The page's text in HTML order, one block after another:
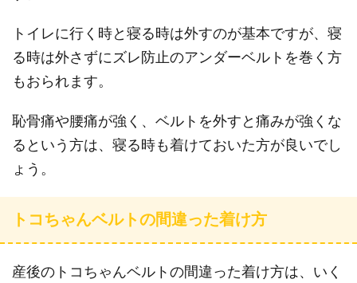
トイレに行く時と寝る時は外すのが基本ですが、寝
る時は外さずにズレ防止のアンダーベルトを巻く方
もおられます。
恥骨痛や腰痛が強く、ベルトを外すと痛みが強くな
るという方は、寝る時も着けておいた方が良いでし
ょう。
トコちゃんベルトの間違った着け方
産後のトコちゃんベルトの間違った着け方は、いく